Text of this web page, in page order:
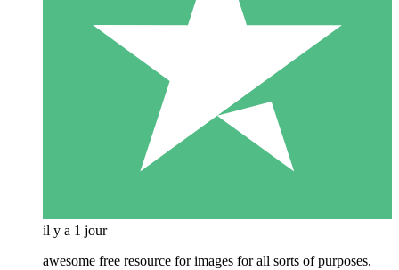
il y a 1 jour
awesome free resource for images for all sorts of purposes.